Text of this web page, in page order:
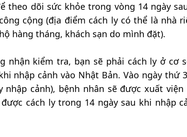
theo dõi sức khỏe trong vòng 14 ngày
cộng (địa điểm cách ly có thể là nhà
hàng tháng, khách sạn do mình đặt).
nhận kiểm tra, bạn sẽ phải cách ly ở cơ
nhập cảnh vào Nhật Bản. Vào ngày thứ
nhập cảnh), bệnh nhân sẽ được xuất
cách ly trong 14 ngày sau khi nhập